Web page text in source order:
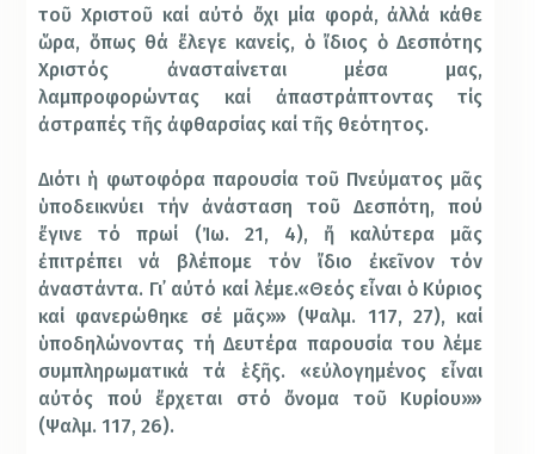
τοῦ Χριστοῦ καί αὐτό ὄχι μία φορά, ἀλλά κάθε
ὥρα, ὅπως θά ἔλεγε κανείς, ὁ ἴδιος ὁ Δεσπότης
Χριστός ἀνασταίνεται μέσα μας,
λαμπροφορώντας καί ἀπαστράπτοντας τίς
ἀστραπές τῆς ἀφθαρσίας καί τῆς θεότητος.
Διότι ἡ φωτοφόρα παρουσία τοῦ Πνεύματος μᾶς
ὑποδεικνύει τήν ἀνάσταση τοῦ Δεσπότη, πού
ἔγινε τό πρωί (Ἰω. 21, 4), ἤ καλύτερα μᾶς
ἐπιτρέπει νά βλέπομε τόν ἴδιο ἐκεῖνον τόν
ἀναστάντα. Γι᾿ αὐτό καί λέμε.«Θεός εἶναι ὁ Κύριος
καί φανερώθηκε σέ μᾶς»» (Ψαλμ. 117, 27), καί
ὑποδηλώνοντας τή Δευτέρα παρουσία του λέμε
συμπληρωματικά τά ἑξῆς. «εὐλογημένος εἶναι
αὐτός πού ἔρχεται στό ὄνομα τοῦ Κυρίου»»
(Ψαλμ. 117, 26).